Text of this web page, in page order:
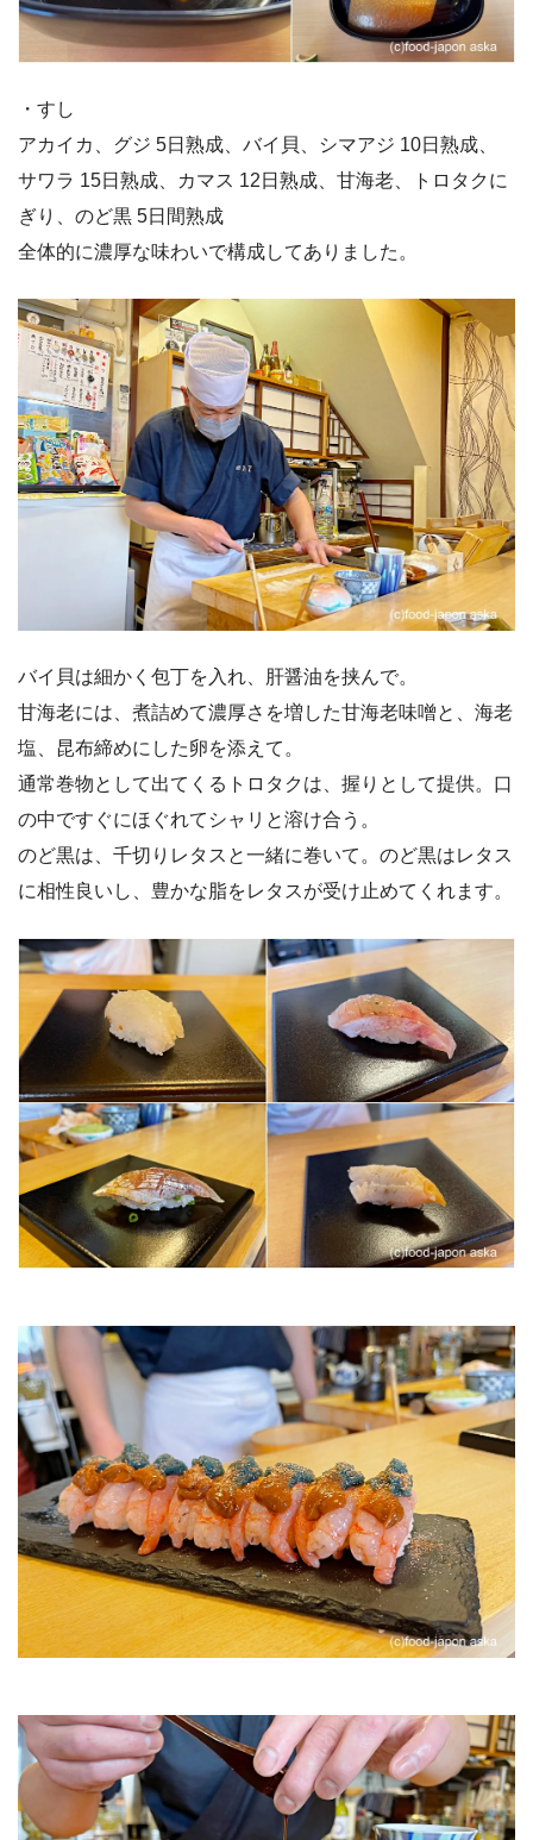
・すし
アカイカ、グジ 5日熟成、バイ貝、シマアジ 10日熟成、
サワラ 15日熟成、カマス 12日熟成、甘海老、トロタクに
ぎり、のど黒 5日間熟成
全体的に濃厚な味わいで構成してありました。
バイ貝は細かく包丁を入れ、肝醤油を挟んで。
甘海老には、煮詰めて濃厚さを増した甘海老味噌と、海老
塩、昆布締めにした卵を添えて。
通常巻物として出てくるトロタクは、握りとして提供。口
の中ですぐにほぐれてシャリと溶け合う。
のど黒は、千切りレタスと一緒に巻いて。のど黒はレタス
に相性良いし、豊かな脂をレタスが受け止めてくれます。